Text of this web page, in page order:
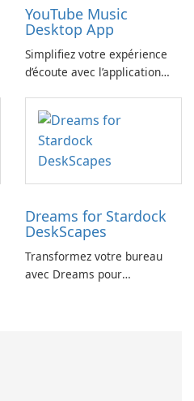
YouTube Music
Desktop App
Simplifiez votre expérience
d’écoute avec l’application
Dreams for Stardock
DeskScapes
Transformez votre bureau
avec Dreams pour